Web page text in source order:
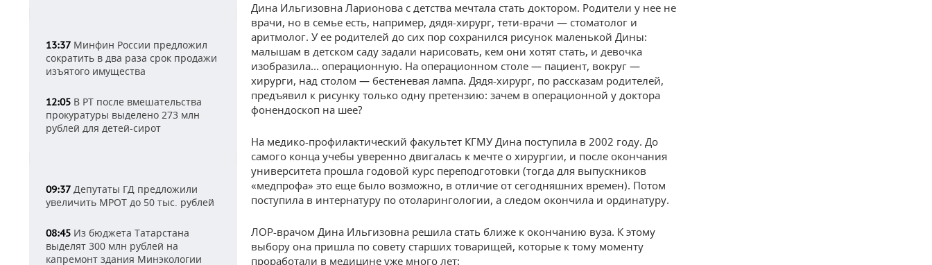
13:37 Минфин России предложил
сократить в два раза срок продажи
изъятого имущества
12:05 В РТ после вмешательства
прокуратуры выделено 273 млн
рублей для детей-сирот
09:37 Депутаты ГД предложили
увеличить МРОТ до 50 тыс. рублей
08:45 Из бюджета Татарстана
выделят 300 млн рублей на
капремонт здания Минэкологии
Дина Ильгизовна Ларионова с детства мечтала стать доктором. Родители у нее не
врачи, но в семье есть, например, дядя-хирург, тети-врачи — стоматолог и
аритмолог. У ее родителей до сих пор сохранился рисунок маленькой Дины:
малышам в детском саду задали нарисовать, кем они хотят стать, и девочка
изобразила... операционную. На операционном столе — пациент, вокруг —
хирурги, над столом — бестеневая лампа. Дядя-хирург, по рассказам родителей,
предъявил к рисунку только одну претензию: зачем в операционной у доктора
фонендоскоп на шее?
На медико-профилактический факультет КГМУ Дина поступила в 2002 году. До
самого конца учебы уверенно двигалась к мечте о хирургии, и после окончания
университета прошла годовой курс переподготовки (тогда для выпускников
«медпрофа» это еще было возможно, в отличие от сегодняшних времен). Потом
поступила в интернатуру по отоларингологии, а следом окончила и ординатуру.
ЛОР-врачом Дина Ильгизовна решила стать ближе к окончанию вуза. К этому
выбору она пришла по совету старших товарищей, которые к тому моменту
проработали в медицине уже много лет: